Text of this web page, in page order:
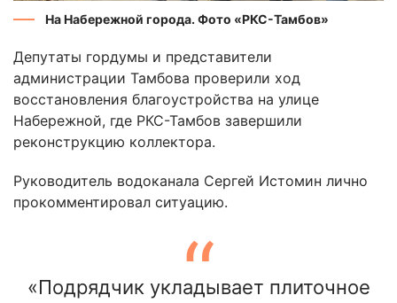
На Набережной города. Фото «РКС-Тамбов»
Депутаты гордумы и представители
администрации Тамбова проверили ход
восстановления благоустройства на улице
Набережной, где РКС-Тамбов завершили
реконструкцию коллектора.
Руководитель водоканала Сергей Истомин лично
прокомментировал ситуацию.
«Подрядчик укладывает плиточное